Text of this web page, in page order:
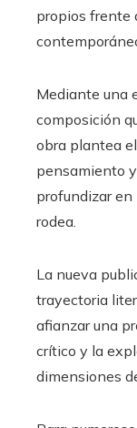
propios frente
Mediante una
composición
obra plantea
pensamiento
profundizar en
rodea.
La nueva
trayectoria
afianzar una
crítico y la
dimensiones